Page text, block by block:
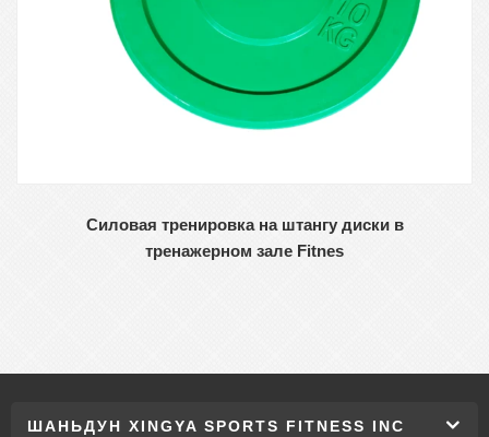
Силовая тренировка на штангу диски в
тренажерном зале Fitnes
ШАНЬДУН XINGYA SPORTS FITNESS INC